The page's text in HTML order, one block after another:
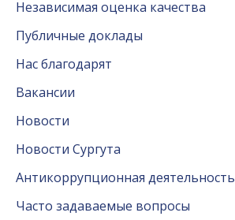
Независимая оценка качества
Публичные доклады
Нас благодарят
Вакансии
Новости
Новости Сургута
Антикоррупционная деятельность
Часто задаваемые вопросы